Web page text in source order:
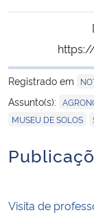
Registrado em
Assunto(s):
MUSEU DE SOLOS
Visita de